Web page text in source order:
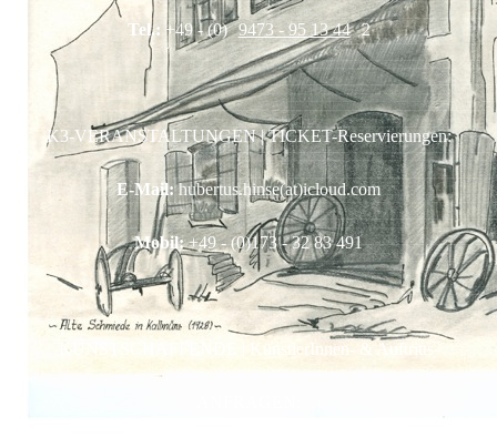
E-Mail: kontakt(at)kulturschmiede-kallmuenz.de
Tel.: +49 - (0) 9473 - 95 13 44 2
K3-VERANSTALTUNGEN | TICKET-Reservierungen:
E-Mail:hubertus.hinse(at)icloud.com
Mobil: +49 - (0)173 - 32 83 491